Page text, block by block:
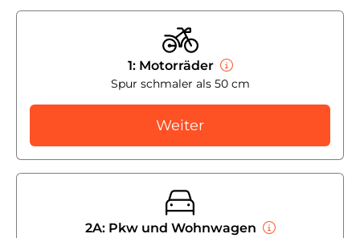
1: Motorräder
Spur schmaler als 50 cm
Weiter
2A: Pkw und Wohnwagen